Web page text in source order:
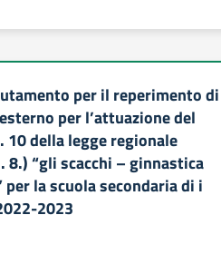
per il reperimento di
per l’attuazione del
della legge regionale
8.) “gli scacchi – ginnastica
per la scuola secondaria di i
2023